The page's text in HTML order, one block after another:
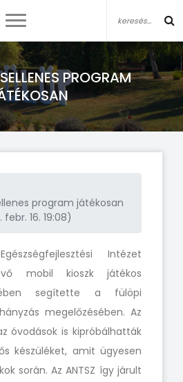
PROGRAM
program játékosan
16. 19:08)
Intézet
mobil kioszk játékos
segítette a fülöpi
megelőzésében. Az
óvodások is kipróbálhatták
készüléket, amit ügyesen
során. Az ANTSZ így járult